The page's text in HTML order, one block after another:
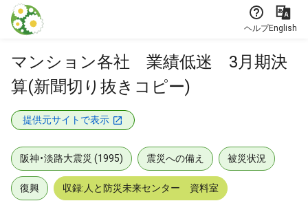
本文に飛ぶ
ヘルプEnglish
マンション各社 業績低迷 3月期決
算(新聞切り抜きコピー)
提供元サイトで表示
阪神・淡路大震災 (1995) 震災への備え 被災状況
復興 収録:人と防災未来センター 資料室